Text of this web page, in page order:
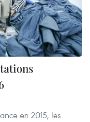
en 2015, les